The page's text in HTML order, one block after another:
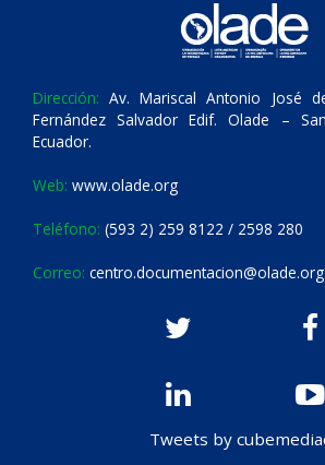
Dirección: Av. Mariscal Antonio José
Fernández Salvador Edif. Olade –
Ecuador.
Web: www.olade.org
Teléfono: (593 2) 259 8122 / 2598 280
Correo: centro.documentacion@olade.org
Tweets by